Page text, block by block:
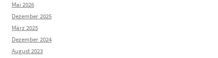
Mai 2026
Dezember 2025
März 2025
Dezember 2024
August 2023